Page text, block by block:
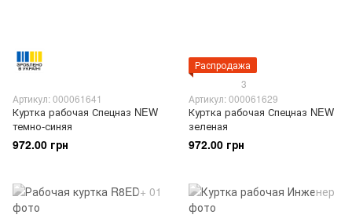
Артикул: 000061641
Куртка рабочая Спецназ NEW
темно-синяя
972.00 грн
Распродажа
3
Артикул: 000061629
Куртка рабочая Спецназ NEW
зеленая
972.00 грн